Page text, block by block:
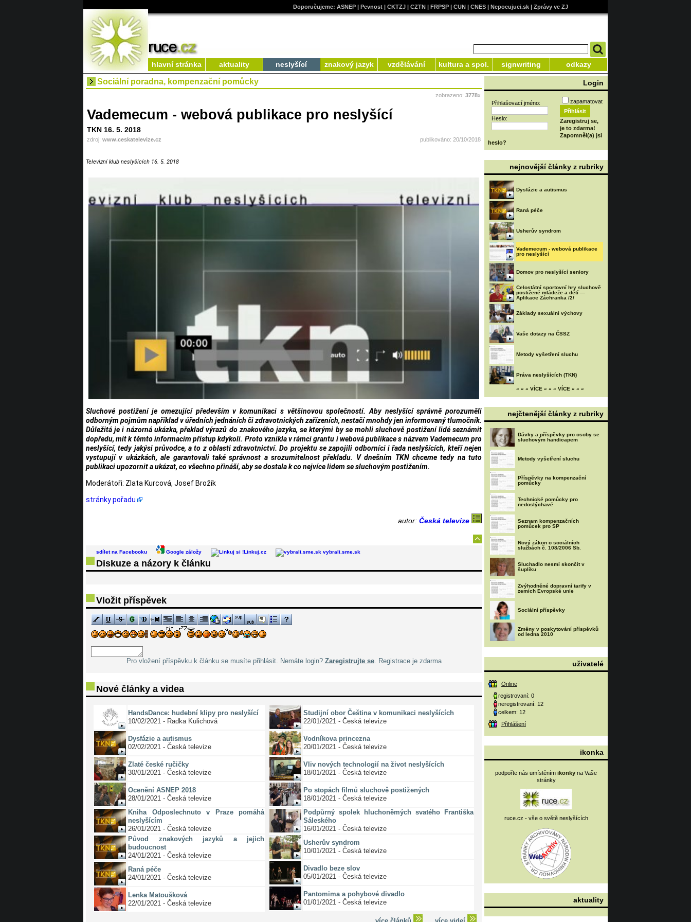
Doporučujeme: ASNEP| Pevnost| CKTZJ| CZTN| FRPSP| CUN| CNES| Nepocujuci.sk| Zprávy ve ZJ
hlavní stránka aktuality neslyšící znakový jazyk vzdělávání kultura a spol. signwriting odkazy
Sociální poradna, kompenzační pomůcky
zobrazeno: 3778x
Vademecum - webová publikace pro neslyšící
TKN 16. 5. 2018
zdroj: www.ceskatelevize.cz publikováno: 20/10/2018
Televizní klub neslyšících 16. 5. 2018
Sluchové postižení je omezující především v komunikaci s většinovou společností. Aby neslyšící správně porozuměli
odborným pojmům například v úředních jednáních či zdravotnických zařízeních, nestačí mnohdy jen informovaný tlumočník.
Důležitá je i názorná ukázka, překlad výrazů do znakového jazyka, se kterými by se mohli sluchově postižení lidé seznámit
dopředu, mít k těmto informacím přístup kdykoli. Proto vznikla v rámci grantu i webová publikace s názvem Vademecum pro
neslyšící, tedy jakýsi průvodce, a to z oblasti zdravotnictví. Do projektu se zapojili odborníci i řada neslyšících, kteří nejen
vystupují v ukázkách, ale garantovali také správnost a srozumitelnost překladu. V dnešním TKN chceme tedy na tuto
publikaci upozornit a ukázat, co všechno přináší, aby se dostala k co nejvíce lidem se sluchovým postižením.
Moderátoři: Zlata Kurcová, Josef Brožík
stránky pořadu
autor: Česká televize
sdílet na Facebooku Google záložy Linkuj.cz vybrali.sme.sk
Diskuze a názory k článku
Vložit příspěvek
Pro vložení příspěvku k článku se musíte přihlásit. Nemáte login? Zaregistrujte se. Registrace je zdarma
Nové články a videa
HandsDance: hudební klipy pro neslyšící
10/02/2021 - Radka Kulichová
Dysfázie a autismus
02/02/2021 - Česká televize
Zlaté české ručičky
30/01/2021 - Česká televize
Ocenění ASNEP 2018
28/01/2021 - Česká televize
Kniha Odposlechnuto v Praze pomáhá
neslyšícím
26/01/2021 - Česká televize
Původ znakových jazyků a jejich
budoucnost
24/01/2021 - Česká televize
Raná péče
24/01/2021 - Česká televize
Lenka Matoušková
22/01/2021 - Česká televize
Studijní obor Čeština v komunikaci neslyšících
22/01/2021 - Česká televize
Vodníkova princezna
20/01/2021 - Česká televize
Vliv nových technologií na život neslyšících
18/01/2021 - Česká televize
Po stopách filmů sluchově postižených
18/01/2021 - Česká televize
Podpůrný spolek hluchoněmých svatého Františka
Sáleského
16/01/2021 - Česká televize
Usherův syndrom
10/01/2021 - Česká televize
Divadlo beze slov
05/01/2021 - Česká televize
Pantomima a pohybové divadlo
01/01/2021 - Česká televize
Login
Přihlašovací jméno:
Heslo:
zapamatovat
Zaregistruj se,
je to zdarma!
Zapomněl(a) jsi
heslo?
nejnovější články z rubriky
Dysfázie a autismus
Raná péče
Usherův syndrom
Vademecum - webová publikace
pro neslyšící
Domov pro neslyšící seniory
Celostátní sportovní hry sluchově
postižené mládeže a dětí —
Aplikace Záchranka /2/
Základy sexuální výchovy
Vaše dotazy na ČSSZ
Metody vyšetření sluchu
Práva neslyšících (TKN)
« « « VÍCE « « « VÍCE « « «
nejčtenější články z rubriky
Dávky a příspěvky pro osoby se
sluchovým handicapem
Metody vyšetření sluchu
Příspěvky na kompenzační
pomůcky
Technické pomůcky pro
nedoslýchavé
Seznam kompenzačních
pomůcek pro SP
Nový zákon o sociálních
službách č. 108/2006 Sb.
Sluchadlo nesmí skončit v
šuplíku
Zvýhodněné dopravní tarify v
zemích Evropské unie
Sociální příspěvky
Změny v poskytování příspěvků
od ledna 2010
uživatelé
Online
registrovaní: 0
neregistrovaní: 12
celkem: 12
Přihlášení
ikonka
podpořte nás umístěním ikonky na Vaše
stránky
ruce.cz - vše o světě neslyšících
aktuality